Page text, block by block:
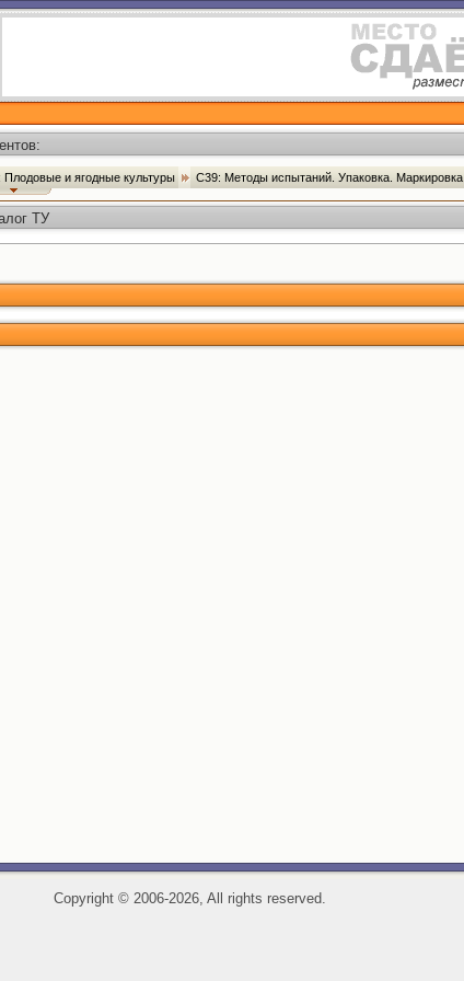
Плодовые и ягодные культуры С39: Методы испытаний. Упаковка. Маркировка
ТУ
Copyright ©2006-2026, All rights reserved.